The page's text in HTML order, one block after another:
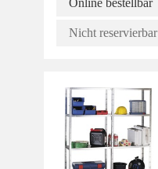
Online bestellbar
Nicht reservierbar